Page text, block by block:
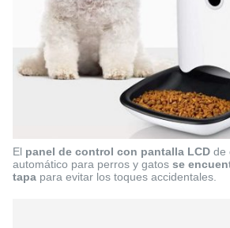
El panel de control con pantalla LCD de
automático para perros y gatos se
tapa para evitar los toques accidentales.